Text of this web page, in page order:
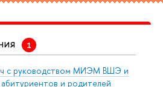
с руководством МИЭМ ВШЭ и
абитуриентов и родителей